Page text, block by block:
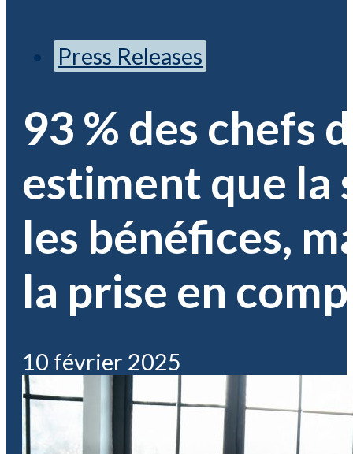
Press Releases
93 % des chefs
estiment que la
les bénéfices,
la prise en
10 février 2025